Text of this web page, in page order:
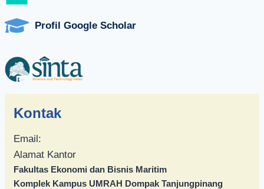
Profil Google Scholar
Kontak
Email:
Alamat Kantor
Fakultas Ekonomi dan Bisnis Maritim
Komplek Kampus UMRAH Dompak Tanjungpinang